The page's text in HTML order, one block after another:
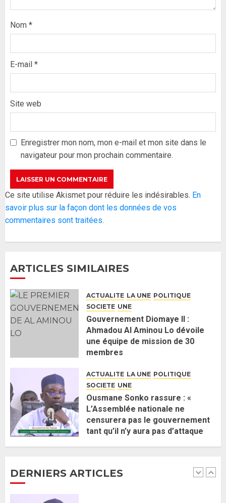
Nom *
E-mail *
Site web
Enregistrer mon nom, mon e-mail et mon site dans le
navigateur pour mon prochain commentaire.
Ce site utilise Akismet pour réduire les indésirables. En
savoir plus sur la façon dont les données de vos
commentaires sont traitées.
ARTICLES SIMILAIRES
ACTUALITE LA UNE POLITIQUE
SOCIETE UNE
Gouvernement Diomaye II :
Ahmadou Al Aminou Lo dévoile
une équipe de mission de 30
membres
ACTUALITE LA UNE POLITIQUE
SOCIETE UNE
Ousmane Sonko rassure : «
L’Assemblée nationale ne
censurera pas le gouvernement
tant qu’il n’y aura pas d’attaque
DERNIERS ARTICLES
Formation du nouveau
ses lignes rouges et met en
garde ses responsables
26 MAI 2026 0
4
Réintégration de Sonko à
l’Assemblée nationale : Adji
Mergane Kanouté défend la
5
J’espère me tromper »
26 MAI 2026
1
Gouvernement Diomaye II :
une équipe de mission de 30
membres
2 JUIN 2026 0
2
Ousmane Sonko rassure : «
politique contre Pastef »